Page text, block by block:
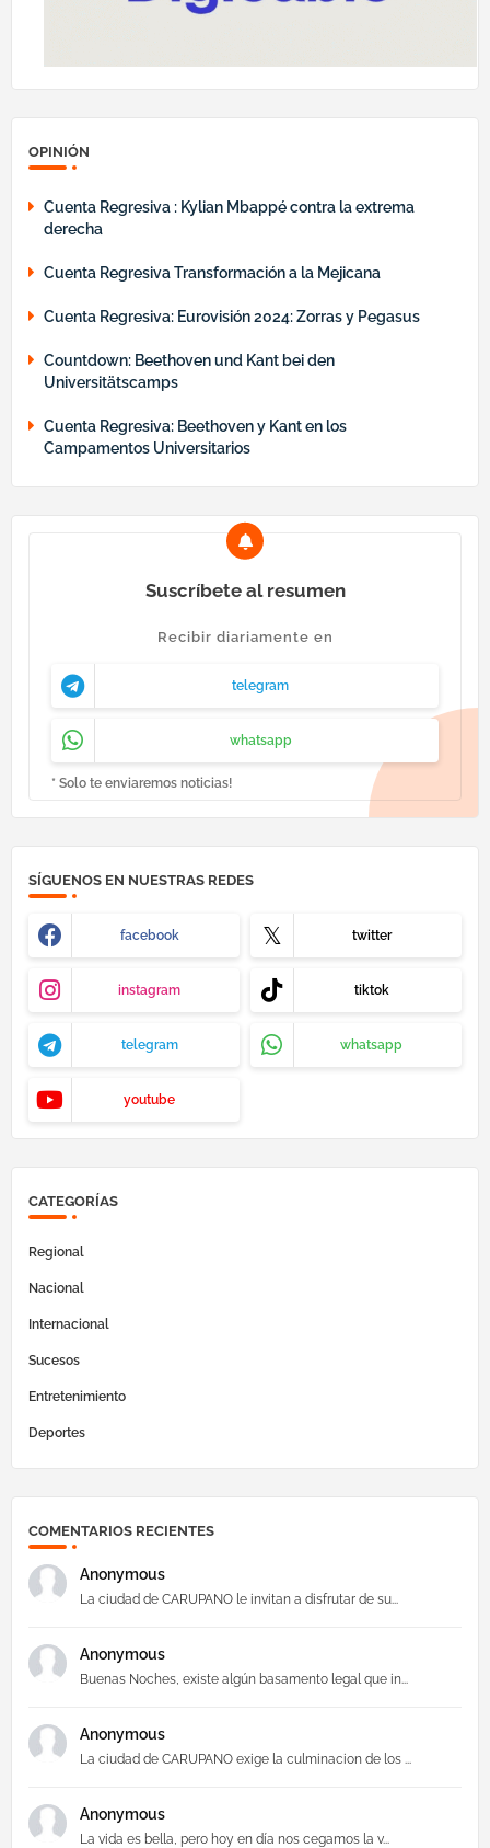
OPINIÓN
Cuenta Regresiva : Kylian Mbappé contra la extrema
derecha
Cuenta Regresiva Transformación a la Mejicana
Cuenta Regresiva: Eurovisión 2024: Zorras y Pegasus
Countdown: Beethoven und Kant bei den
Universitätscamps
Cuenta Regresiva: Beethoven y Kant en los
Campamentos Universitarios
Suscríbete al resumen
Recibir diariamente en
telegram
whatsapp
* Solo te enviaremos noticias!
SÍGUENOS EN NUESTRAS REDES
facebook twitter
instagram tiktok
telegram whatsapp
youtube
CATEGORÍAS
Regional
Nacional
Internacional
Sucesos
Entretenimiento
Deportes
COMENTARIOS RECIENTES
Anonymous
La ciudad de CARUPANO le invitan a disfrutar de su...
Anonymous
Buenas Noches, existe algún basamento legal que in...
Anonymous
La ciudad de CARUPANO exige la culminacion de los ...
Anonymous
La vida es bella, pero hoy en día nos cegamos la v...